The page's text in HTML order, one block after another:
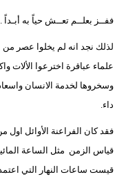
ففــز بعلــم تعــش حياً به
لذلك نجد انه لم يخلوا عصر من
علماء عباقرة اخترعوا الألات
وسخروها لخدمة الانسان
داء.
فقد كان الفراعنة الأوائل
قياس الزمن مثل الساعة
قيست ساعات النهار التي